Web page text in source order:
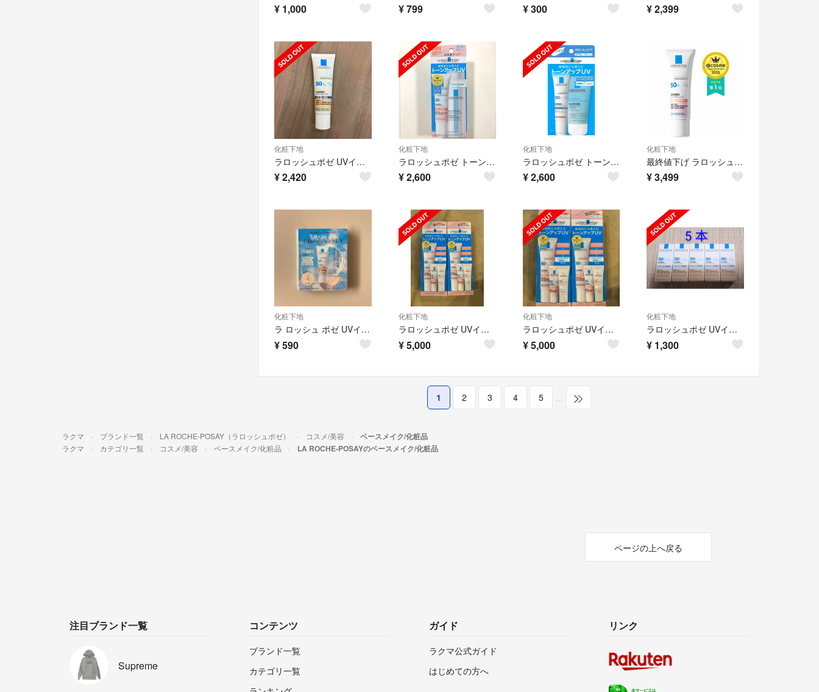
¥ 1,000 ¥799 ¥300 ¥2,399
化粧下地
ラロッシュポゼ UVイデア XL プロテクショントーンアップティント 30ml
¥2,420
化粧下地
ラロッシュポゼ トーンアップ ローズ＋
¥2,600
化粧下地
ラロッシュポゼ トーンアップ ホワイト
¥2,600
化粧下地
最終値下げ ラロッシュポゼ UVイデア XL プロテクショントーンアップ ローズ+
¥3,499
化粧下地
ラ ロッシュ ポゼ UVイデア XL プロテクション トーンアップ ティント
¥590
化粧下地
ラロッシュポゼ UVイデア XL プロテクショントーンアップローズ
¥5,000
化粧下地
ラロッシュポゼ UVイデア XL プロテクショントーンアップ ローズ
¥5,000
化粧下地
ラロッシュポゼ UVイデアXL プロテクショントーンアップ ティント 5本
¥ 1,300
1 2 3 4 5 …
ラクマ ブランド一覧 LA ROCHE-POSAY（ラロッシュポゼ） コスメ/美容 ベースメイク/化粧品
ラクマ カテゴリ一覧 コスメ/美容 ベースメイク/化粧品 LA ROCHE-POSAYのベースメイク/化粧品
ページの上へ戻る
注目ブランド一覧
Supreme
コンテンツ
ブランド一覧
カテゴリ一覧
ガイド
ラクマ公式ガイド
はじめての方へ
リンク